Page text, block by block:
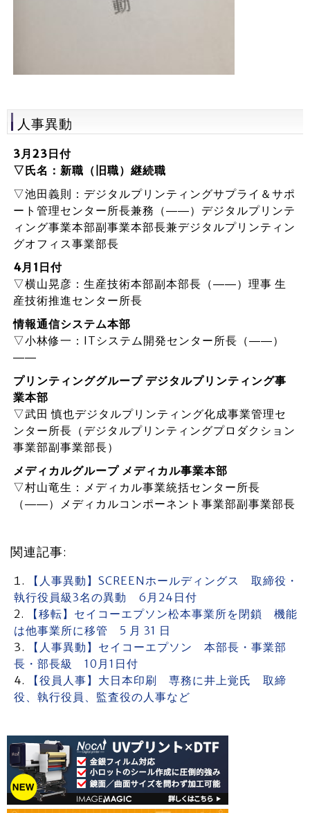
人事異動
3月23日付
▽氏名：新職（旧職）継続職
▽池田義則：デジタルプリンティングサプライ＆サポ
ート管理センター所長兼務（――）デジタルプリンテ
ィング事業本部副事業本部長兼デジタルプリンティン
グオフィス事業部長
4月1日付
▽横山晃彦：生産技術本部副本部長（――）理事 生
産技術推進センター所長
情報通信システム本部
▽小林修一：ITシステム開発センター所長（――）
――
プリンティンググループ デジタルプリンティング事
業本部
▽武田 慎也デジタルプリンティング化成事業管理セ
ンター所長（デジタルプリンティングプロダクション
事業部副事業部長）
メディカルグループ メディカル事業本部
▽村山竜生：メディカル事業統括センター所長
（――）メディカルコンポーネント事業部副事業部長
関連記事:
【人事異動】SCREENホールディングス 取締役・
執行役員級3名の異動 6月24日付
【移転】セイコーエプソン松本事業所を閉鎖 機能
は他事業所に移管 5 月 31 日
【人事異動】セイコーエプソン 本部長・事業部
長・部長級 10月1日付
【役員人事】大日本印刷 専務に井上覚氏 取締
役、執行役員、監査役の人事など